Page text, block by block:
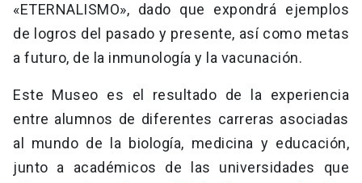
«ETERNALISMO», dado que expondrá ejemplos
de logros del pasado y presente, así como metas
a futuro, de la inmunología y la vacunación.
Este Museo es el resultado de la experiencia
entre alumnos de diferentes carreras asociadas
al mundo de la biología, medicina y educación,
junto a académicos de las universidades que